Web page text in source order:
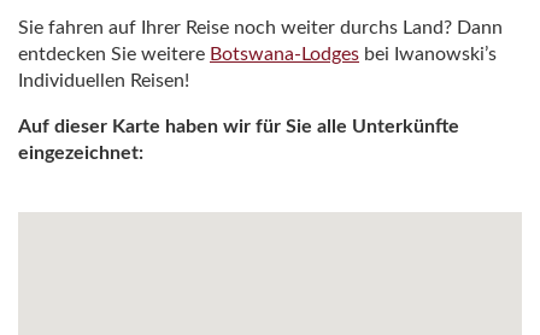
Sie fahren auf Ihrer Reise noch weiter durchs Land? Dann
entdecken Sie weitere Botswana-Lodges bei Iwanowski’s
Individuellen Reisen!
Auf dieser Karte haben wir für Sie alle Unterkünfte
eingezeichnet: